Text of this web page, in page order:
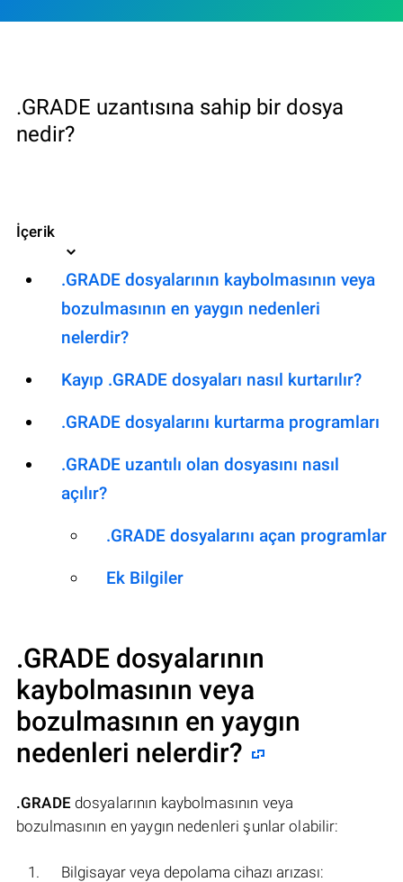
.GRADE uzantısına sahip bir dosya
nedir?
İçerik
.GRADE dosyalarının kaybolmasının veya
bozulmasının en yaygın nedenleri
nelerdir?
Kayıp .GRADE dosyaları nasıl kurtarılır?
.GRADE dosyalarını kurtarma programları
.GRADE uzantılı olan dosyasını nasıl
açılır?
.GRADE dosyalarını açan programlar
Ek Bilgiler
.GRADE dosyalarının
kaybolmasının veya
bozulmasının en yaygın
nedenleri nelerdir?
.GRADE dosyalarının kaybolmasının veya
bozulmasının en yaygın nedenleri şunlar olabilir:
Bilgisayar veya depolama cihazı arızası: